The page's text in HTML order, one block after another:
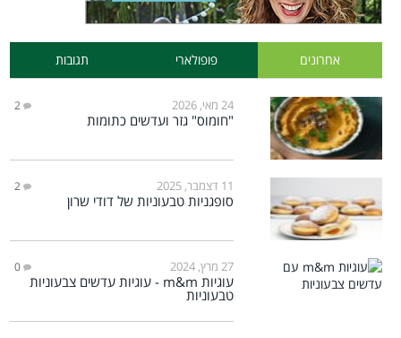
אחרונים פופולארי תגובות
24 מאי, 2026 2
"חומוס" גזר ועדשים כתומות
11 דצמבר, 2025 2
סופגניות טבעוניות של דודי שרון
27 מרץ, 2024 0
עוגיות m&m - עוגיות עדשים צבעוניות
טבעוניות